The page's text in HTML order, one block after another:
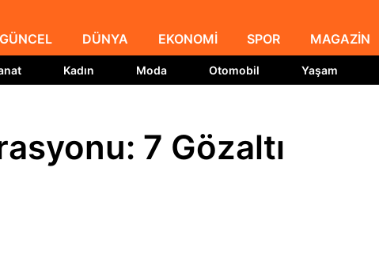
GÜNCEL DÜNYA EKONOMİ SPOR MAGAZİN
Kadın Moda Otomobil Yaşam
7 Gözaltı